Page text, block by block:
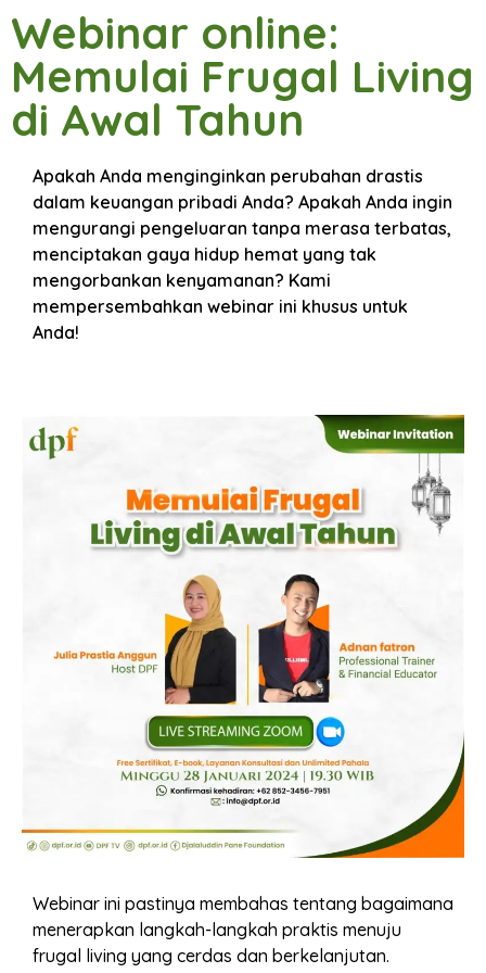
Webinar online:
Memulai Frugal Living
di Awal Tahun
Apakah Anda menginginkan perubahan drastis
dalam keuangan pribadi Anda? Apakah Anda ingin
mengurangi pengeluaran tanpa merasa terbatas,
menciptakan gaya hidup hemat yang tak
mengorbankan kenyamanan? Kami
mempersembahkan webinar ini khusus untuk
Anda!
Webinar ini pastinya membahas tentang bagaimana
menerapkan langkah-langkah praktis menuju
frugal living yang cerdas dan berkelanjutan.